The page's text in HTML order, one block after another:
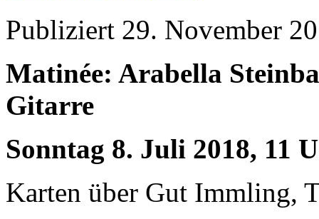
Publiziert 29. November
Matinée: Arabella
Gitarre
Sonntag 8. Juli 2018, 11
Karten über Gut Immling,